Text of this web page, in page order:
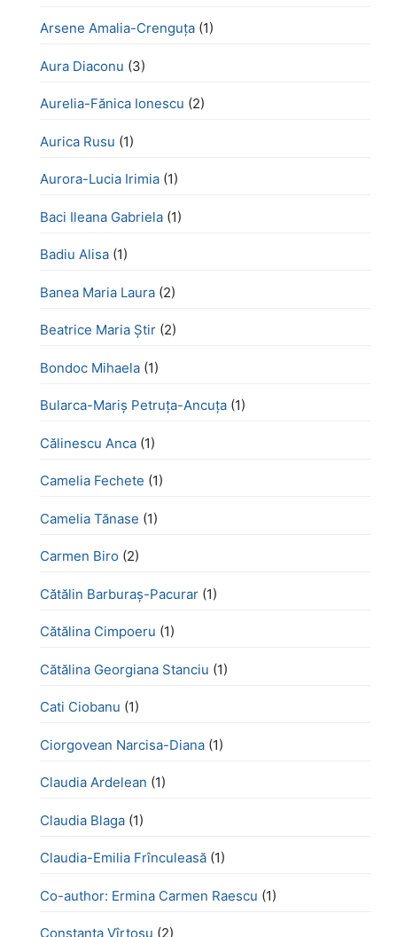
Arsene Amalia-Crenguța (1)
Aura Diaconu (3)
Aurelia-Fănica Ionescu (2)
Aurica Rusu (1)
Aurora-Lucia Irimia (1)
Baci Ileana Gabriela (1)
Badiu Alisa (1)
Banea Maria Laura (2)
Beatrice Maria Știr (2)
Bondoc Mihaela (1)
Bularca-Mariș Petruța-Ancuța (1)
Călinescu Anca (1)
Camelia Fechete (1)
Camelia Tănase (1)
Carmen Biro (2)
Cătălin Barburaș-Pacurar (1)
Cătălina Cimpoeru (1)
Cătălina Georgiana Stanciu (1)
Cati Ciobanu (1)
Ciorgovean Narcisa-Diana (1)
Claudia Ardelean (1)
Claudia Blaga (1)
Claudia-Emilia Frînculeasă (1)
Co-author: Ermina Carmen Raescu (1)
Constanța Vîrtosu (2)